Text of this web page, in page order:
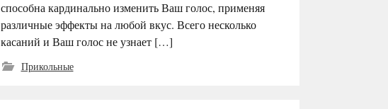
способна кардинально изменить Ваш голос, применяя
различные эффекты на любой вкус. Всего несколько
касаний и Ваш голос не узнает […]
Прикольные